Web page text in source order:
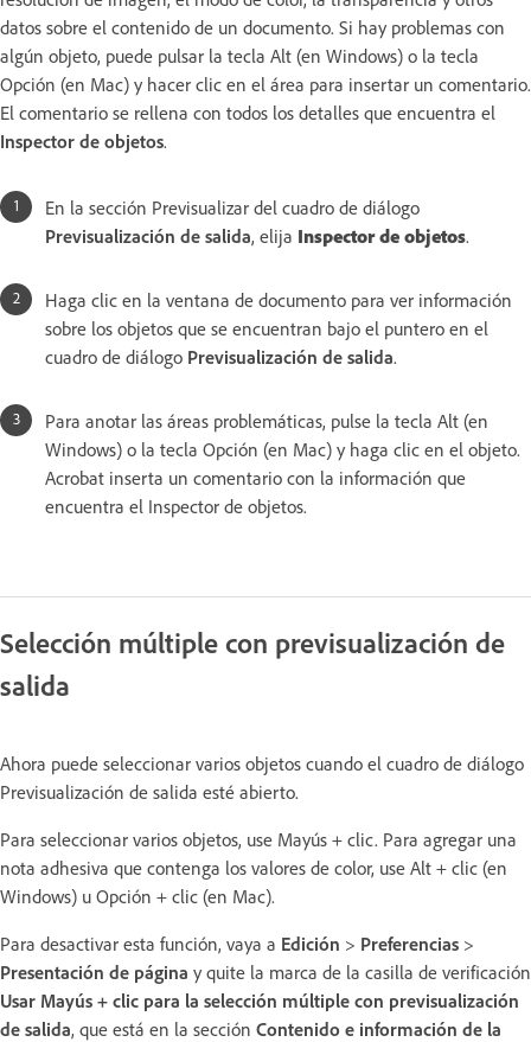
datos sobre el contenido de un documento. Si hay problemas con
algún objeto, puede pulsar la tecla Alt (en Windows) o la tecla
Opción (en Mac) y hacer clic en el área para insertar un comentario.
El comentario se rellena con todos los detalles que encuentra el
Inspector de objetos.
En la sección Previsualizar del cuadro de diálogo
Previsualización de salida, elija Inspector de objetos.
Haga clic en la ventana de documento para ver información
sobre los objetos que se encuentran bajo el puntero en el
cuadro de diálogo Previsualización de salida.
Para anotar las áreas problemáticas, pulse la tecla Alt (en
Windows) o la tecla Opción (en Mac) y haga clic en el objeto.
Acrobat inserta un comentario con la información que
encuentra el Inspector de objetos.
Selección múltiple con previsualización de
salida
Ahora puede seleccionar varios objetos cuando el cuadro de diálogo
Previsualización de salida esté abierto.
Para seleccionar varios objetos, use Mayús + clic. Para agregar una
nota adhesiva que contenga los valores de color, use Alt + clic (en
Windows) u Opción + clic (en Mac).
Para desactivar esta función, vaya a Edición > Preferencias >
Presentación de página y quite la marca de la casilla de verificación
Usar Mayús + clic para la selección múltiple con previsualización
de salida, que está en la sección Contenido e información de la